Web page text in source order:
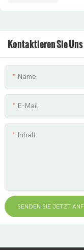
Kontaktieren Sie Uns
Name
E-Mail
Inhalt
SENDEN SIE JETZT